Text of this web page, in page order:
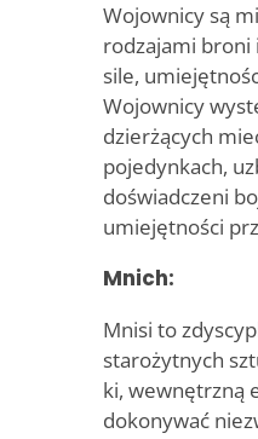
Wojownicy są
rodzajami broni
sile,
Wojownicy
dzierżących
pojedynkach,
doświadczeni
umiejętności
Mnich:
Mnisi to
starożytnych
ki, wewnętrzną
dokonywać